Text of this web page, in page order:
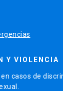
Y VIOLENCIA
casos de